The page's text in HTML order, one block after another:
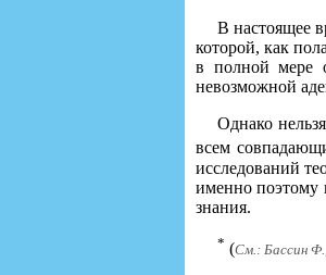
В настоящее
которой, как
в полной мере
невозможной
Однако
всем
исследований
именно поэтому
знания.
* (См.: Бассин